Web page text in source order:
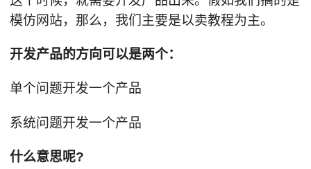
模仿网站，那么，我们主要是以卖教程为主。
开发产品的方向可以是两个：
单个问题开发一个产品
系统问题开发一个产品
什么意思呢?